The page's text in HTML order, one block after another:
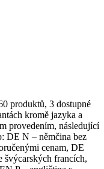
produktů, 3 dostupné
kromě jazyka a
provedením, následující
DE N – němčina bez
cenam, DE
švýcarských francích,